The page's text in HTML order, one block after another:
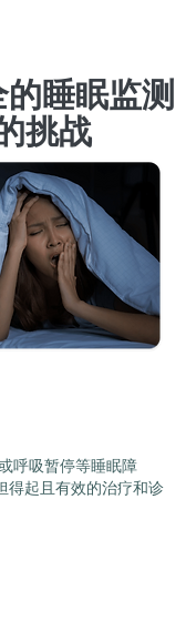
睡眠监测
挑战
呼吸暂停等睡眠障
得起且有效的治疗和诊